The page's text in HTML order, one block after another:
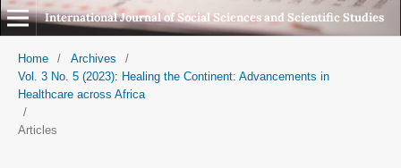
International Journal of Social Sciences and Scientific Studies
Home / Archives
/
Vol. 3 No. 5 (2023): Healing the Continent: Advancements in
Healthcare across Africa
/
Articles